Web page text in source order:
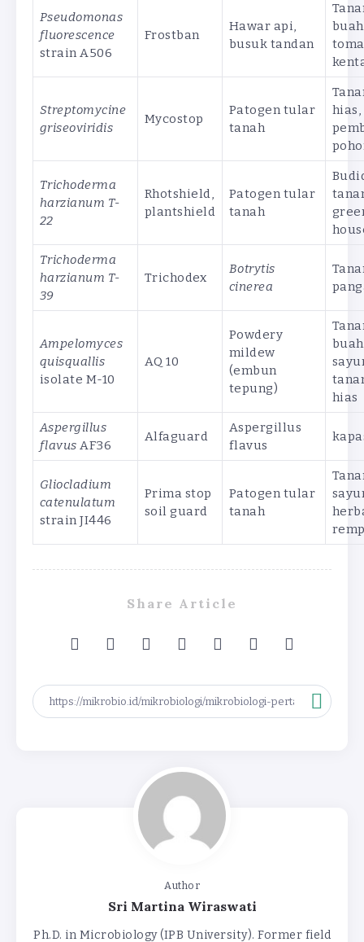
Pseudomonas
fluorescence
strain A506
Frostban
Hawar api,
busuk tandan
Streptomycine
griseoviridis
Mycostop
Patogen tular
tanah
hias,
Trichoderma
harzianum T-
22
Rhotshield,
plantshield
Patogen tular
tanah
Trichoderma
harzianum T-
39
Trichodex
Botrytis
cinerea
Ampelomyces
quisquallis
isolate M-10
AQ 10
Powdery
mildew
(embun
tepung)
hias
Aspergillus
flavusAF36
Alfaguard
Aspergillus
flavus
Gliocladium
catenulatum
strain JI446
Prima stop
soil guard
Patogen tular
tanah
Share Article
Author
Sri Martina Wiraswati
Ph.D. in Microbiology (IPB University). Former field